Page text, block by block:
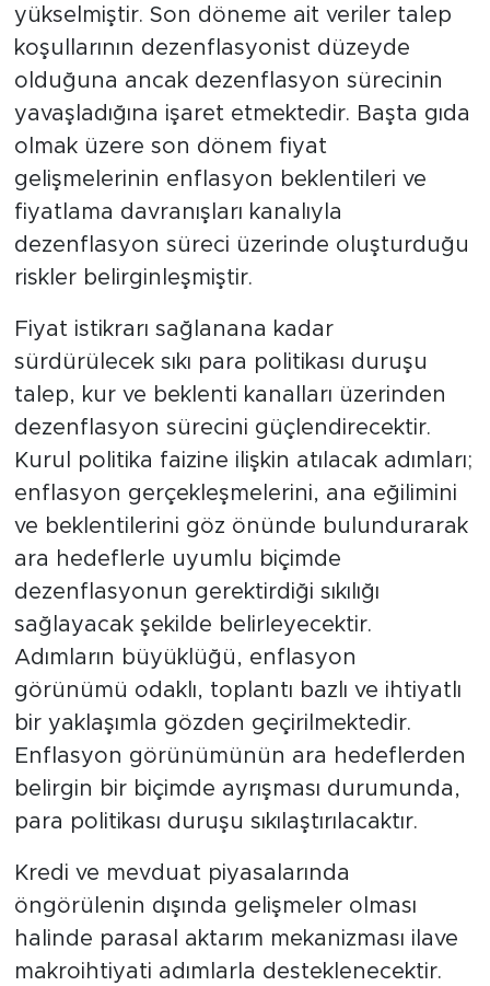
yükselmiştir. Son döneme ait veriler talep
koşullarının dezenflasyonist düzeyde
olduğuna ancak dezenflasyon sürecinin
yavaşladığına işaret etmektedir. Başta gıda
olmak üzere son dönem fiyat
gelişmelerinin enflasyon beklentileri ve
fiyatlama davranışları kanalıyla
dezenflasyon süreci üzerinde oluşturduğu
riskler belirginleşmiştir.
Fiyat istikrarı sağlanana kadar
sürdürülecek sıkı para politikası duruşu
talep, kur ve beklenti kanalları üzerinden
dezenflasyon sürecini güçlendirecektir.
Kurul politika faizine ilişkin atılacak adımları;
enflasyon gerçekleşmelerini, ana eğilimini
ve beklentilerini göz önünde bulundurarak
ara hedeflerle uyumlu biçimde
dezenflasyonun gerektirdiği sıkılığı
sağlayacak şekilde belirleyecektir.
Adımların büyüklüğü, enflasyon
görünümü odaklı, toplantı bazlı ve ihtiyatlı
bir yaklaşımla gözden geçirilmektedir.
Enflasyon görünümünün ara hedeflerden
belirgin bir biçimde ayrışması durumunda,
para politikası duruşu sıkılaştırılacaktır.
Kredi ve mevduat piyasalarında
öngörülenin dışında gelişmeler olması
halinde parasal aktarım mekanizması ilave
makroihtiyati adımlarla desteklenecektir.